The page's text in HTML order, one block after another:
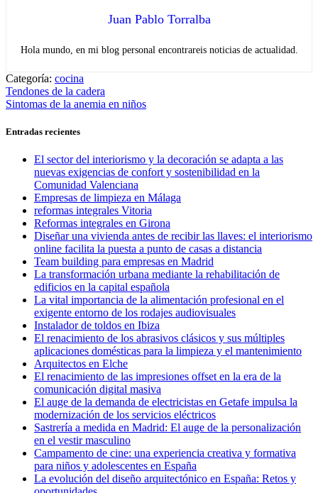
Juan Pablo Torralba
Hola mundo, en mi blog personal encontrareis noticias de actualidad.
Categoría: cocina
Navegación
de
entradas
Entrada
anterior:
Tendones de la cadera
Entrada
Sintomas de la anemia en niños
Entradas recientes
El sector del interiorismo y la decoración se adapta a las
nuevas exigencias de confort y sostenibilidad en la
Comunidad Valenciana
Empresas de limpieza en Málaga
reformas integrales Vitoria
Reformas integrales en Girona
Diseñar una vivienda antes de recibir las llaves: el interiorismo
online facilita la puesta a punto de casas a distancia
Team building para empresas en Madrid
La transformación urbana mediante la rehabilitación de
edificios en la capital española
La vital importancia de la alimentación profesional en el
exigente entorno de los rodajes audiovisuales
Instalador de toldos en Ibiza
El renacimiento de los abrasivos clásicos y sus múltiples
aplicaciones domésticas para la limpieza y el mantenimiento
Arquitectos en Elche
El renacimiento de las impresiones offset en la era de la
comunicación digital masiva
El auge de la demanda de electricistas en Getafe impulsa la
modernización de los servicios eléctricos
Sastrería a medida en Madrid: El auge de la personalización
en el vestir masculino
Campamento de cine: una experiencia creativa y formativa
para niños y adolescentes en España
La evolución del diseño arquitectónico en España: Retos y